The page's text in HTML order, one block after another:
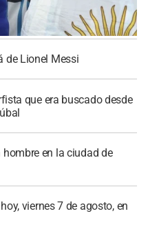
de Lionel Messi
que era buscado desde
en la ciudad de
viernes 7 de agosto, en